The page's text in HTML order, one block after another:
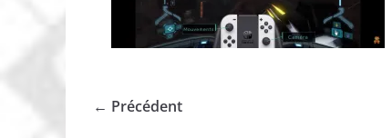
← Précédent